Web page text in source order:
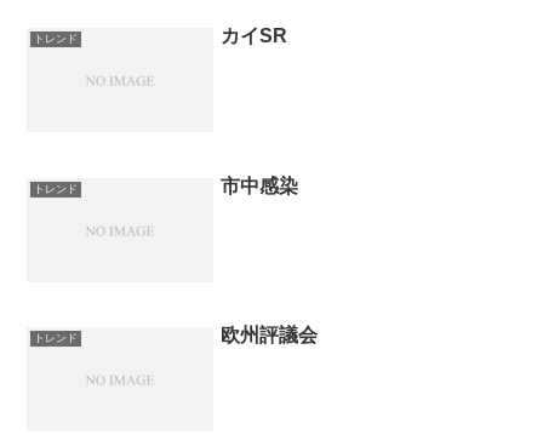
トレンド カイSR
トレンド 市中感染
トレンド 欧州評議会